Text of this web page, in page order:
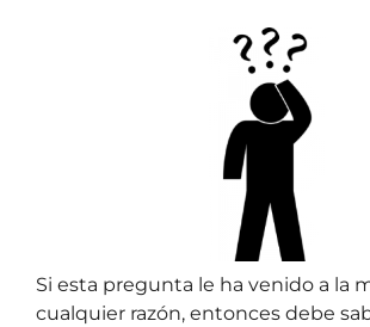
Si esta pregunta le ha venido a la
cualquier razón, entonces debe